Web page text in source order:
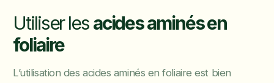
Utiliser lesacides aminés en
foliaire
L’utilisation des acides aminés en foliaire est bien